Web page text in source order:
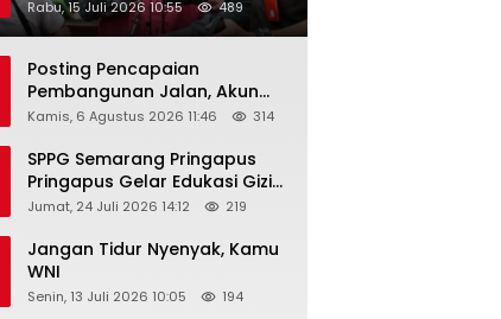
Rabu, 15 Juli 2026 10:55 489
Posting Pencapaian
Pembangunan Jalan, Akun
Facebook Pemerintah
“Dirujak” Warganet
Kamis, 6 Agustus 2026 11:46 314
SPPG Semarang Pringapus
Pringapus Gelar Edukasi Gizi
di PAUD Bina Balita Peringati
Jumat, 24 Juli 2026 14:12 219
Jangan Tidur Nyenyak, Kamu
WNI
Senin, 13 Juli 2026 10:05 194